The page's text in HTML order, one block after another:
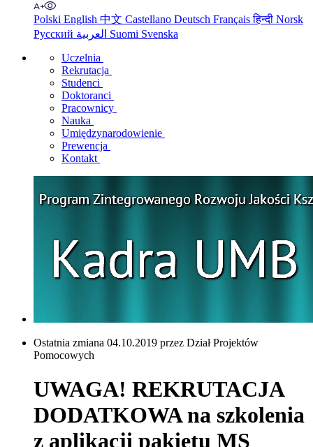
Polski English 中文 Castellano Deutsch Françaisहिन्दी Norsk
Русский
Suomi Svenska
Uczelnia
Rekrutacja
Studenci
Doktoranci
Pracownicy
Nauka
Umiędzynarodowienie
Prewencja
Kontakt
Ostatnia zmiana 04.10.2019 przez Dział Projektów
Pomocowych
UWAGA! REKRUTACJA
DODATKOWA na szkolenia
z aplikacji pakietu MS